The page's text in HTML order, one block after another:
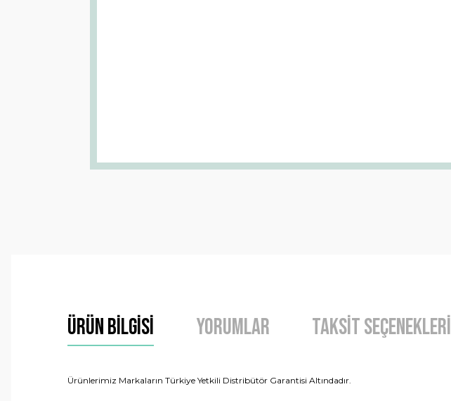
Ürün Bilgisi Yorumlar Taksit Seçenekleri
Ürünlerimiz Markaların Türkiye Yetkili Distribütör Garantisi Altındadır.